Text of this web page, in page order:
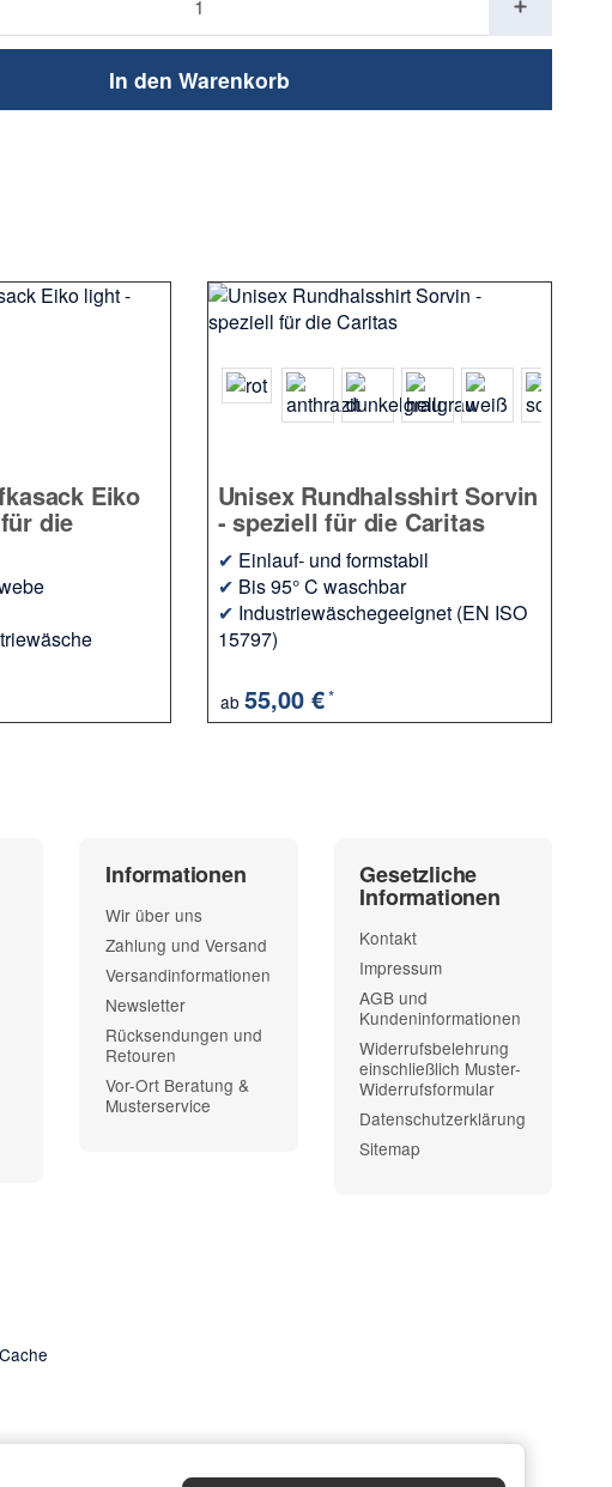
In den Warenkorb
Eiko
die
Unisex Rundhalsshirt Sorvin
- speziell für die Caritas
✔ Einlauf- und formstabil
✔ Bis 95° C waschbar
✔ Industriewäschegeeignet (EN ISO
15797)
ab 55,00 €*
Informationen
Wir über uns
Zahlung und Versand
Versandinformationen
Newsletter
Rücksendungen und
Retouren
Vor-Ort Beratung &
Musterservice
Gesetzliche
Informationen
Kontakt
Impressum
AGB und
Kundeninformationen
Widerrufsbelehrung
einschließlich Muster-
Widerrufsformular
Datenschutzerklärung
Sitemap